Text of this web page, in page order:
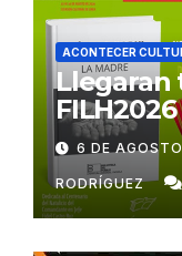
ACONTECER
Llegaran
FILH2026
6 DE
RODRÍGUEZ